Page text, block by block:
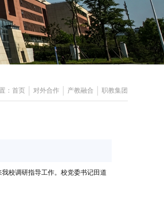
： 首页 对外合作 产教融合 职教集团
校调研指导工作。校党委书记田道